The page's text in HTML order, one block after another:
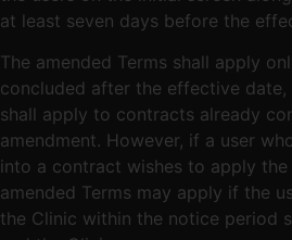
at least seven days before the
The amended Terms shall apply
concluded after the effective date,
shall apply to contracts already
amendment. However, if a user
into a contract wishes to apply the
amended Terms may apply if the
the Clinic within the notice period